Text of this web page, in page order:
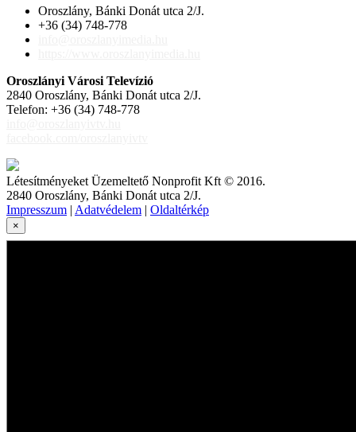
Oroszlány, Bánki Donát utca 2/J.
+36 (34) 748-778
Oroszlányi Városi Televízió
2840 Oroszlány, Bánki Donát utca 2/J.
Telefon: +36 (34) 748-778
Létesítményeket Üzemeltető Nonprofit Kft © 2016.
2840 Oroszlány, Bánki Donát utca 2/J.
Impresszum | Adatvédelem | Oldaltérkép
×